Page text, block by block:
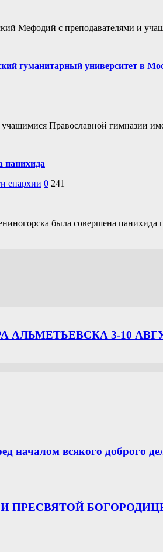
Мефодий с преподавателями и
гуманитарный университет в
Православной гимназии
панихида
епархии 0 241
была совершена
3-10
началом всякого доброго
ПРЕСВЯТОЙ